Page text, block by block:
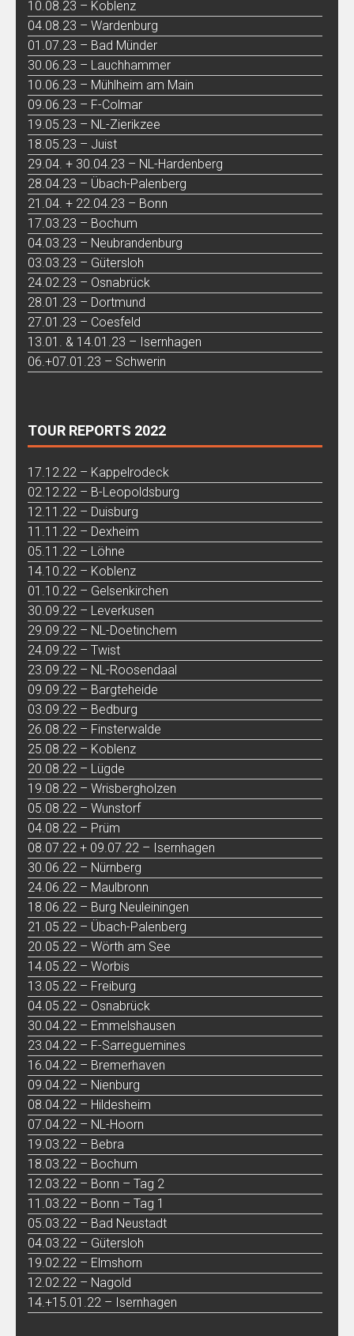
10.08.23 – Koblenz
04.08.23 – Wardenburg
01.07.23 – Bad Münder
30.06.23 – Lauchhammer
10.06.23 – Mühlheim am Main
09.06.23 – F-Colmar
19.05.23 – NL-Zierikzee
18.05.23 – Juist
29.04. + 30.04.23 – NL-Hardenberg
28.04.23 – Übach-Palenberg
21.04. + 22.04.23 – Bonn
17.03.23 – Bochum
04.03.23 – Neubrandenburg
03.03.23 – Gütersloh
24.02.23 – Osnabrück
28.01.23 – Dortmund
27.01.23 – Coesfeld
13.01. & 14.01.23 – Isernhagen
06.+07.01.23 – Schwerin
TOUR REPORTS 2022
17.12.22 – Kappelrodeck
02.12.22 – B-Leopoldsburg
12.11.22 – Duisburg
11.11.22 – Dexheim
05.11.22 – Löhne
14.10.22 – Koblenz
01.10.22 – Gelsenkirchen
30.09.22 – Leverkusen
29.09.22 – NL-Doetinchem
24.09.22 – Twist
23.09.22 – NL-Roosendaal
09.09.22 – Bargteheide
03.09.22 – Bedburg
26.08.22 – Finsterwalde
25.08.22 – Koblenz
20.08.22 – Lügde
19.08.22 – Wrisbergholzen
05.08.22 – Wunstorf
04.08.22 – Prüm
08.07.22 + 09.07.22 – Isernhagen
30.06.22 – Nürnberg
24.06.22 – Maulbronn
18.06.22 – Burg Neuleiningen
21.05.22 – Übach-Palenberg
20.05.22 – Wörth am See
14.05.22 – Worbis
13.05.22 – Freiburg
04.05.22 – Osnabrück
30.04.22 – Emmelshausen
23.04.22 – F-Sarreguemines
16.04.22 – Bremerhaven
09.04.22 – Nienburg
08.04.22 – Hildesheim
07.04.22 – NL-Hoorn
19.03.22 – Bebra
18.03.22 – Bochum
12.03.22 – Bonn – Tag 2
11.03.22 – Bonn – Tag 1
05.03.22 – Bad Neustadt
04.03.22 – Gütersloh
19.02.22 – Elmshorn
12.02.22 – Nagold
14.+15.01.22 – Isernhagen